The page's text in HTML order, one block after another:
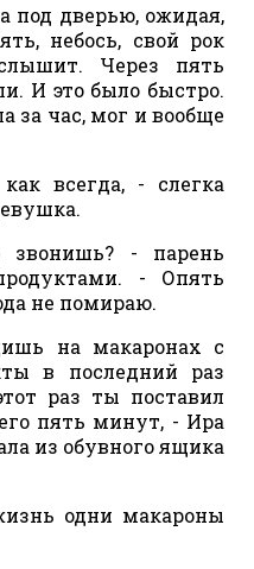
под дверью, ожидая,
небось, свой рок
Через пять
И это было быстро.
за час, мог и вообще
всегда, - слегка
- парень
- Опять
не помираю.
на макаронах с
в последний раз
раз ты поставил
пять минут, - Ира
из обувного ящика
одни макароны